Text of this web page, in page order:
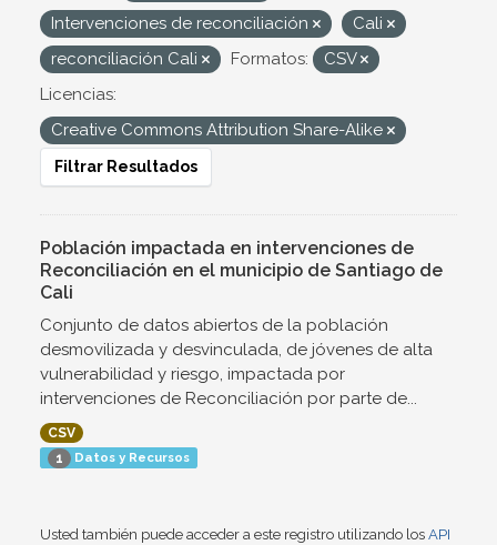
Intervenciones de reconciliación
Cali
reconciliación Cali
Formatos:
CSV
Licencias:
Creative Commons Attribution Share-Alike
Filtrar Resultados
Población impactada en intervenciones de
Reconciliación en el municipio de Santiago de
Cali
Conjunto de datos abiertos de la población
desmovilizada y desvinculada, de jóvenes de alta
vulnerabilidad y riesgo, impactada por
intervenciones de Reconciliación por parte de...
CSV
1 Datos y Recursos
Usted también puede acceder a este registro utilizando los API